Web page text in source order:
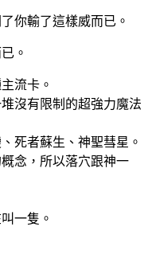
你輸了這樣威而已。
。
流卡。
沒有限制的超強力魔法
死者蘇生、神聖彗星。
念，所以落穴跟神一
一隻。